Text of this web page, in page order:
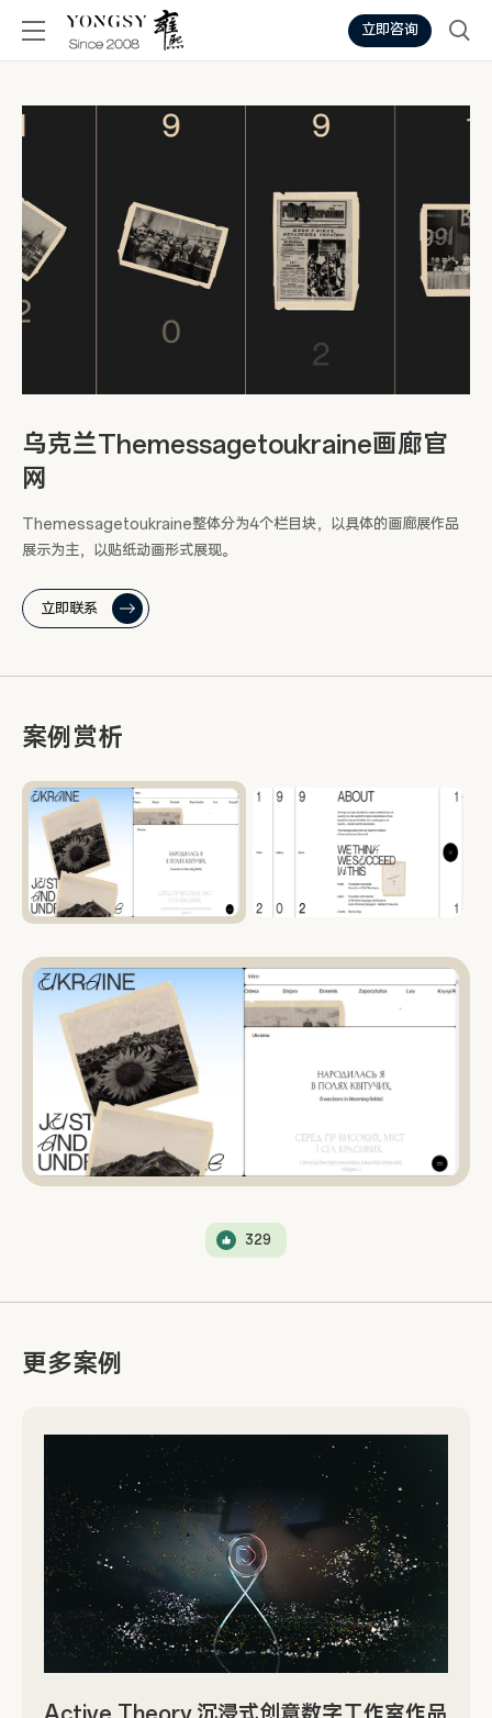
立即咨询
乌克兰Themessagetoukraine画廊官
网
Themessagetoukraine整体分为4个栏目块，以具体的画廊展作品
展示为主，以贴纸动画形式展现。
立即联系
案例赏析
329
更多案例